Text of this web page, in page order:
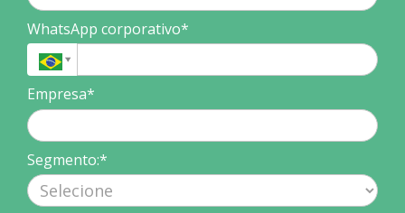
WhatsApp corporativo*
Empresa*
Segmento:*